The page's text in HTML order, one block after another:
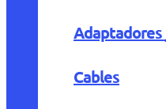
Cables